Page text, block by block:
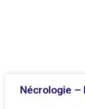
Nécrologie –